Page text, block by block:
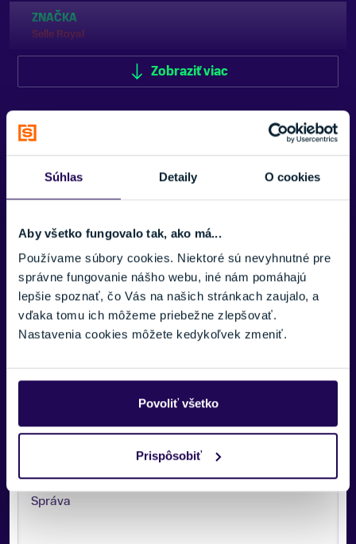
Súhlas Detaily O cookies
Aby všetko fungovalo tak, ako má...
Používame súbory cookies. Niektoré sú nevyhnutné pre
správne fungovanie nášho webu, iné nám pomáhajú
lepšie spoznať, čo Vás na našich stránkach zaujalo, a
vďaka tomu ich môžeme priebežne zlepšovať.
Nastavenia cookies môžete kedykoľvek zmeniť.
Povoliť všetko
Prispôsobiť
ZNAČKA
Selle Royal
Zobraziť menej
Zobraziť viac
pre vás.
E-MAIL: